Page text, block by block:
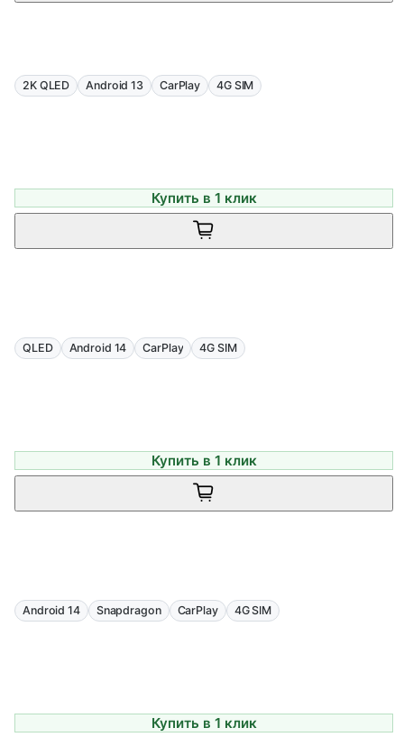
2K QLED Android 13 CarPlay 4G SIM
Купить в 1 клик
QLED Android 14 CarPlay 4G SIM
Купить в 1 клик
Android 14 Snapdragon CarPlay 4G SIM
Купить в 1 клик